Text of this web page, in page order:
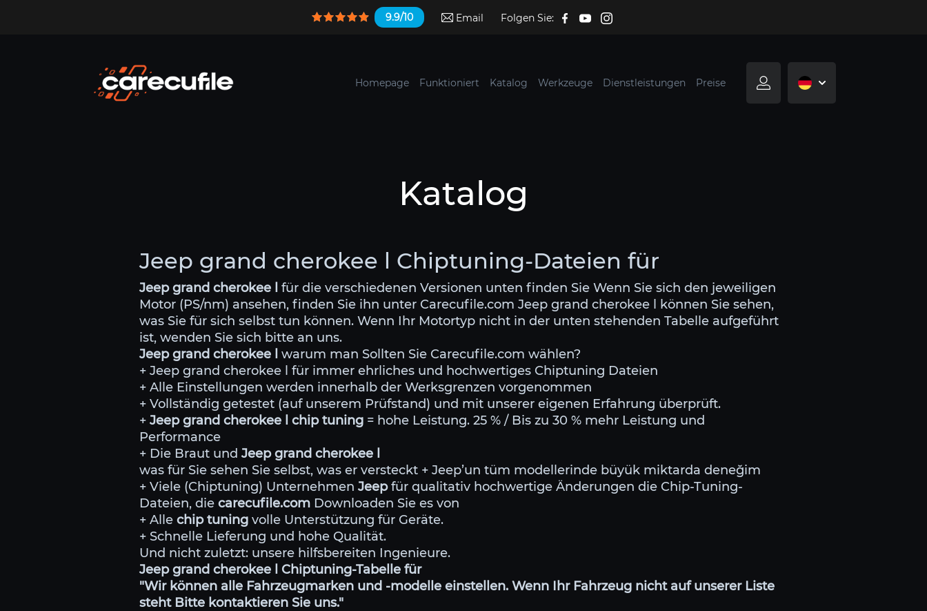
9.9/10 Email Folgen Sie:
Homepage Funktioniert Katalog Werkzeuge Dienstleistungen Preise
Katalog
Jeep grand cherokee l Chiptuning-Dateien für
Jeep grand cherokee l
für die verschiedenen Versionen unten finden Sie Wenn Sie sich den jeweiligen
Motor (PS/nm) ansehen, finden Sie ihn unter Carecufile.com Jeep grand cherokee l können Sie sehen,
was Sie für sich selbst tun können. Wenn Ihr Motortyp nicht in der unten stehenden Tabelle aufgeführt
ist, wenden Sie sich bitte an uns.
Jeep grand cherokee l
warum man Sollten Sie Carecufile.com wählen?
+ Jeep grand cherokee l für immer ehrliches und hochwertiges Chiptuning Dateien
+ Alle Einstellungen werden innerhalb der Werksgrenzen vorgenommen
+ Vollständig getestet (auf unserem Prüfstand) und mit unserer eigenen Erfahrung überprüft.
+ Jeep grand cherokee l chip tuning = hohe Leistung. 25 % / Bis zu 30 % mehr Leistung und
Performance
+ Die Braut und Jeep grand cherokee l
was für Sie sehen Sie selbst, was er versteckt + Jeep’un tüm modellerinde büyük miktarda deneğim
+ Viele (Chiptuning) Unternehmen Jeepfür qualitativ hochwertige Änderungen die Chip-Tuning-
Dateien, die carecufile.com Downloaden Sie es von
+ Alle chip tuning volle Unterstützung für Geräte.
+ Schnelle Lieferung und hohe Qualität.
Und nicht zuletzt: unsere hilfsbereiten Ingenieure.
Jeep grand cherokee l Chiptuning-Tabelle für
"Wir können alle Fahrzeugmarken und -modelle einstellen. Wenn Ihr Fahrzeug nicht auf unserer Liste
steht Bitte kontaktieren Sie uns."